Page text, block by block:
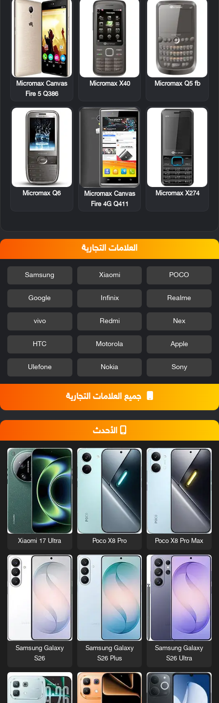
Micromax Q5 fb
Micromax X40
Micromax Canvas
Fire 5 Q386
Micromax X274
Micromax Canvas
Fire 4G Q411
Micromax Q6
العلامات التجارية
POCO
Xiaomi
Samsung
Realme
Infinix
Google
Nex
Redmi
vivo
Apple
Motorola
HTC
Sony
Nokia
Ulefone
جميع العلامات التجارية
الأحدث
Poco X8 Pro Max
Poco X8 Pro
Xiaomi 17 Ultra
Samsung Galaxy
S26 Ultra
Samsung Galaxy
S26 Plus
Samsung Galaxy
S26